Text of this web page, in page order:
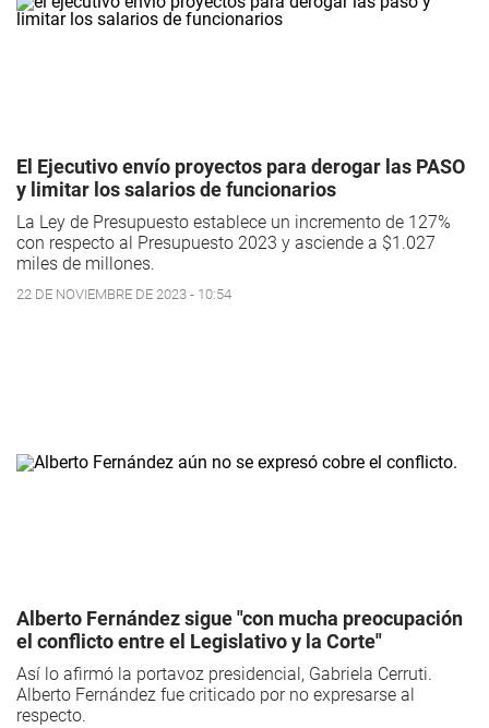
El Ejecutivo envío proyectos para derogar las PASO
y limitar los salarios de funcionarios
La Ley de Presupuesto establece un incremento de 127%
con respecto al Presupuesto 2023 y asciende a $1.027
miles de millones.
22 DE NOVIEMBRE DE 2023 - 10:54
Alberto Fernández sigue "con mucha preocupación
el conflicto entre el Legislativo y la Corte"
Así lo afirmó la portavoz presidencial, Gabriela Cerruti.
Alberto Fernández fue criticado por no expresarse al
respecto.